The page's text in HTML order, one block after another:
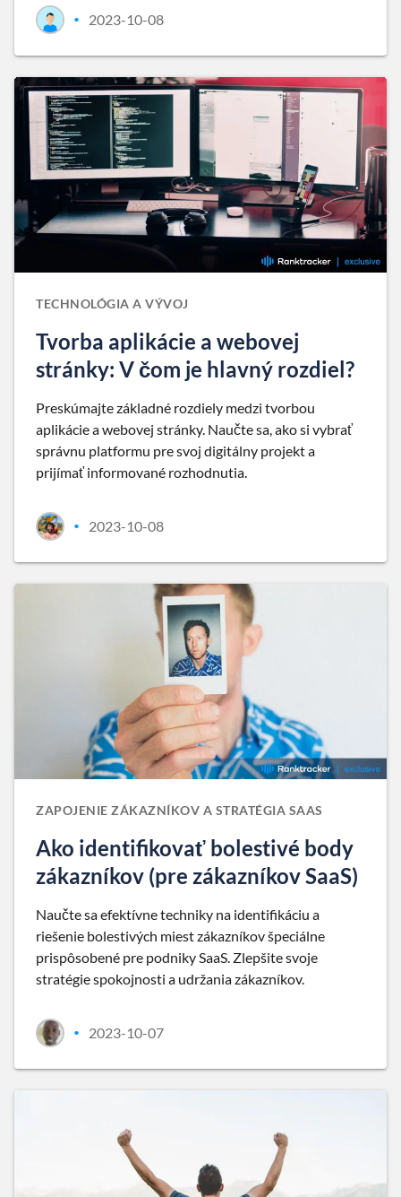
• 2023-10-08
TECHNOLÓGIA A VÝVOJ
Tvorba aplikácie a webovej
stránky: V čom je hlavný rozdiel?
Preskúmajte základné rozdiely medzi tvorbou
aplikácie a webovej stránky. Naučte sa, ako si vybrať
správnu platformu pre svoj digitálny projekt a
prijímať informované rozhodnutia.
• 2023-10-08
ZAPOJENIE ZÁKAZNÍKOV A STRATÉGIA SAAS
Ako identifikovať bolestivé body
zákazníkov (pre zákazníkov SaaS)
Naučte sa efektívne techniky na identifikáciu a
riešenie bolestivých miest zákazníkov špeciálne
prispôsobené pre podniky SaaS. Zlepšite svoje
stratégie spokojnosti a udržania zákazníkov.
• 2023-10-07